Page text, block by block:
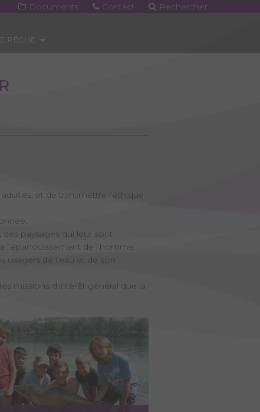
Documents Contact Rechercher
et de transmettre l’éthique
paysages qui leur sont
l’épanouissement de l’homme.
usagers de l’eau et de son
missions d’intérêt général que la